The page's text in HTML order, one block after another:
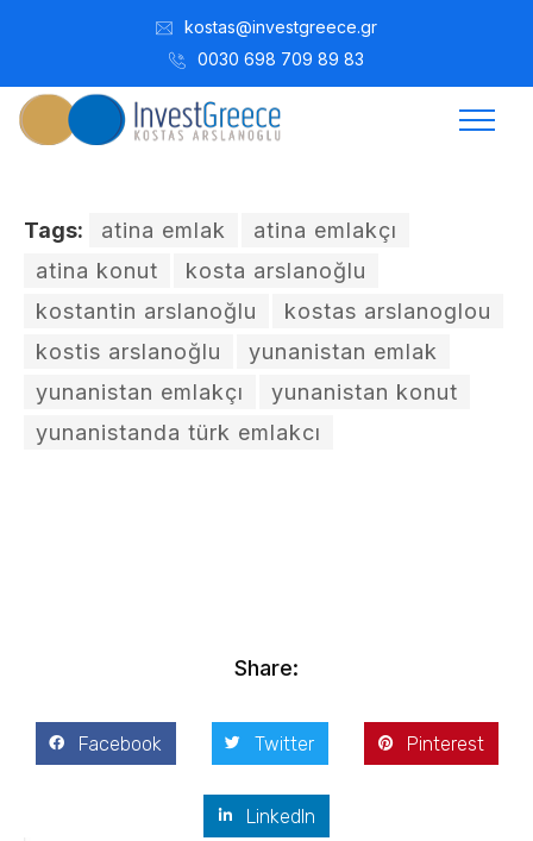
kostas@investgreece.gr
0030 698 709 89 83
Tags: atina emlak
atina emlakçı
atina konut
kosta arslanoğlu
kostantin arslanoğlu
kostas arslanoglou
kostis arslanoğlu
yunanistan emlak
yunanistan emlakçı
yunanistan konut
yunanistanda türk emlakcı
Share:
Facebook Twitter Pinterest
LinkedIn